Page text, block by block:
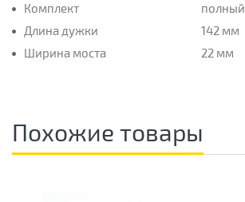
Комплект
полный
Длина дужки
142 мм
Ширина моста
22 мм
Похожие товары